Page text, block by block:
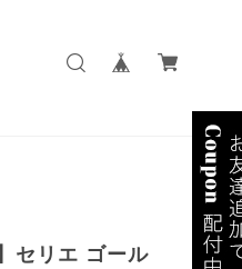
セリエ ゴール